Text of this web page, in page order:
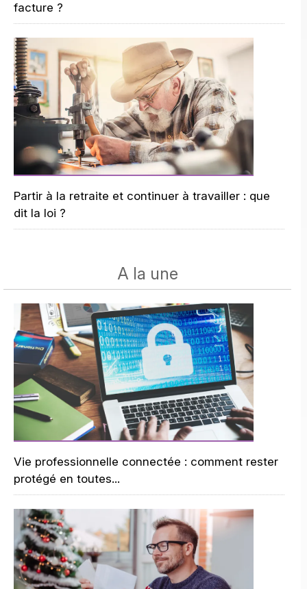
facture ?
Partir à la retraite et continuer à travailler : que
dit la loi ?
A la une
Vie professionnelle connectée : comment rester
protégé en toutes...